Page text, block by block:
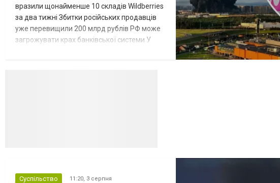
вразили щонайменше 10 складів Wildberries
за два тижні Збитки російських продавців
уже перевищили 200 млрд рублів РФ може
загрожувати крах банківської системи У
Суспільство 11:20, 3 серпня